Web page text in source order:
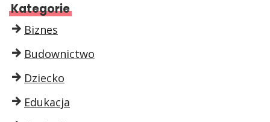
Kategorie
Biznes
Budownictwo
Dziecko
Edukacja